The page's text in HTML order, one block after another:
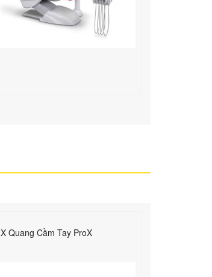
X Quang Cầm Tay ProX